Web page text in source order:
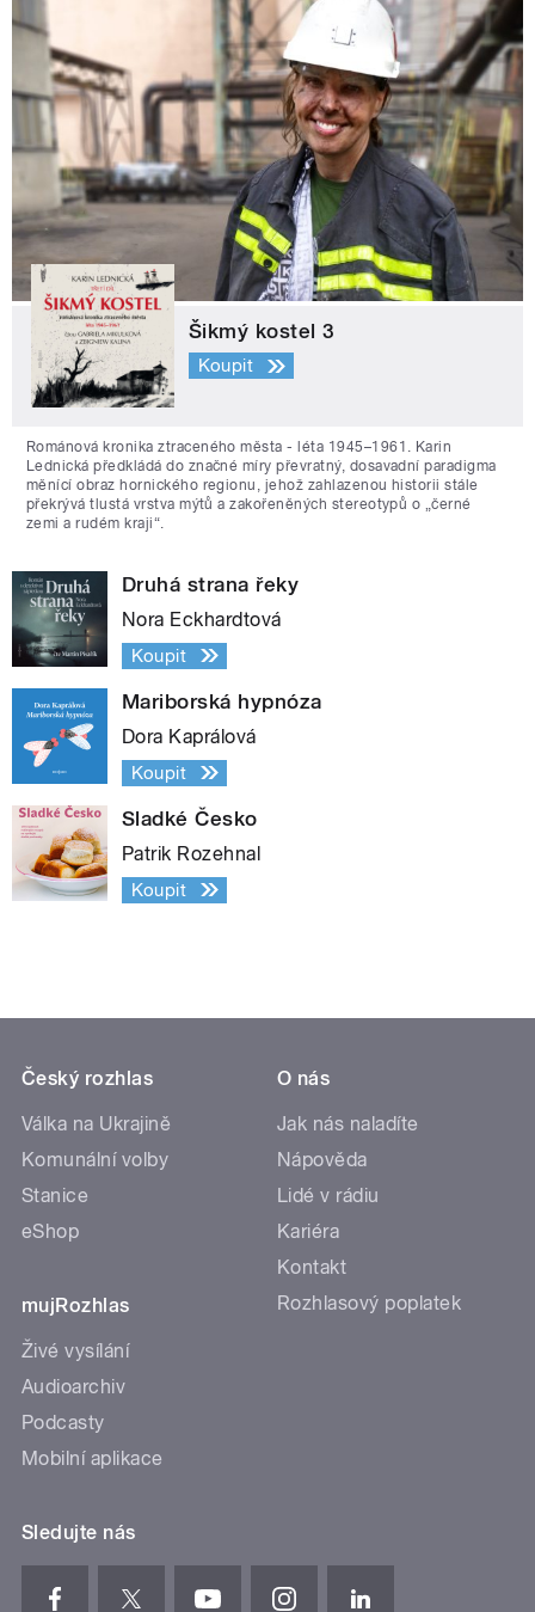
Šikmý kostel 3
Koupit
Románová kronika ztraceného města - léta 1945–1961. Karin
Lednická předkládá do značné míry převratný, dosavadní paradigma
měnící obraz hornického regionu, jehož zahlazenou historii stále
překrývá tlustá vrstva mýtů a zakořeněných stereotypů o „černé
zemi a rudém kraji“.
Druhá strana řeky
Nora Eckhardtová
Koupit
Mariborská hypnóza
Dora Kaprálová
Koupit
Sladké Česko
Patrik Rozehnal
Koupit
Český rozhlas
Válka na Ukrajině
Komunální volby
Stanice
eShop
mujRozhlas
Živé vysílání
Audioarchiv
Podcasty
Mobilní aplikace
O nás
Jak nás naladíte
Nápověda
Lidé v rádiu
Kariéra
Kontakt
Rozhlasový poplatek
Sledujte nás